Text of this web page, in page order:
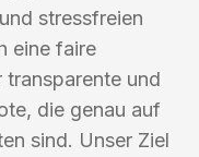
stressfreien
eine faire
transparente und
die genau auf
sind. Unser Ziel